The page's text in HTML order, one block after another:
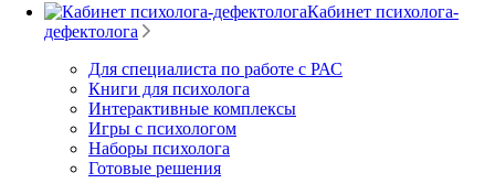
Кабинет психолога-
дефектолога
Для специалиста по работе с РАС
Книги для психолога
Интерактивные комплексы
Игры с психологом
Наборы психолога
Готовые решения